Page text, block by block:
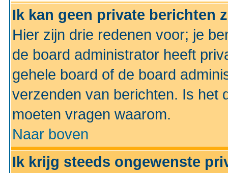
Ik kan geen private berichten
Hier zijn drie redenen voor; je
de board administrator heeft
gehele board of de board
verzenden van berichten. Is het
moeten vragen waarom.
Naar boven
Ik krijg steeds ongewenste